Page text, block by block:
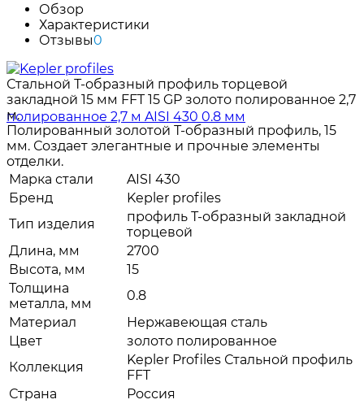
Обзор
Характеристики
Отзывы0
Стальной Т-образный профиль торцевой
закладной 15 мм FFT 15 GP золото полированное 2,7
м.
Полированный золотой Т-образный профиль, 15
мм. Создает элегантные и прочные элементы
отделки.
Марка стали
AISI 430
Бренд
Kepler profiles
Тип изделия
профиль Т-образный закладной
торцевой
Длина, мм
2700
Высота, мм
15
Толщина
металла, мм
0.8
Материал
Нержавеющая сталь
Цвет
золото полированное
Коллекция
Kepler Profiles Стальной профиль
FFT
Страна
Россия